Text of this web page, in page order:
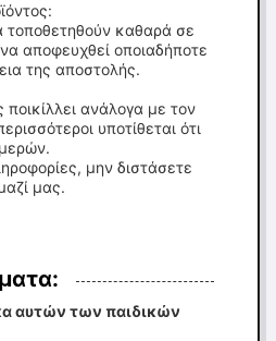
καθαρά σε
αποφευχθεί οποιαδήποτε
της αποστολής.
ανάλογα με τον
υποτίθεται ότι
μην διστάσετε
μας.
αυτών των παιδικών